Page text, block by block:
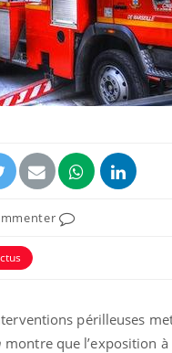
périlleuses
montre que l’exposition
par une tique en
elle reste dans
coma pendant 42 jours